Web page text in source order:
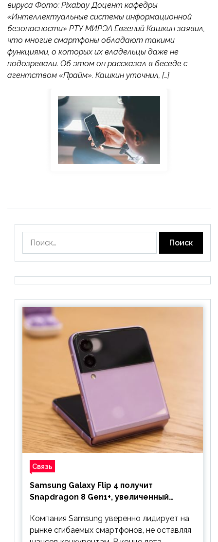
вируса Фото: Pixabay Доцент кафедры
«Интеллектуальные системы информационной
безопасности» РТУ МИРЭА Евгений Кашкин заявил,
что многие смартфоны обладают такими
функциями, о которых их владельцы даже не
подозревали. Об этом он рассказал в беседе с
агентством «Прайм». Кашкин уточнил, […]
Связь
Samsung Galaxy Flip 4 получит
Snapdragon 8 Gen1+, увеличенный
предшественника
Компания Samsung уверенно лидирует на
рынке сгибаемых смартфонов, не оставляя